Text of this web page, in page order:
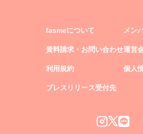
fasmeについて
資料請求・お問い合わせ
利用規約
プレスリリース受付先
メン
運営
個人